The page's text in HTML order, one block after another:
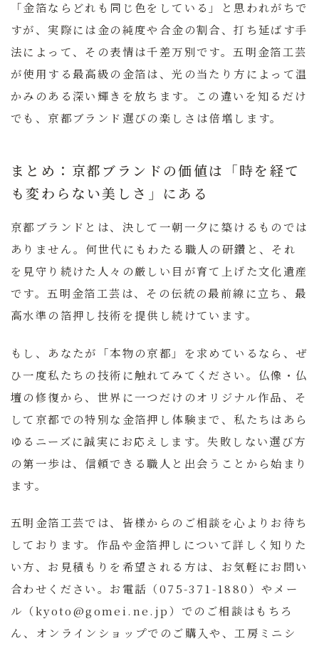
「金箔ならどれも同じ色をしている」と思われがちで
すが、実際には金の純度や合金の割合、打ち延ばす手
法によって、その表情は千差万別です。五明金箔工芸
が使用する最高級の金箔は、光の当たり方によって温
かみのある深い輝きを放ちます。この違いを知るだけ
でも、京都ブランド選びの楽しさは倍増します。
まとめ：京都ブランドの価値は「時を経て
も変わらない美しさ」にある
京都ブランドとは、決して一朝一夕に築けるものでは
ありません。何世代にもわたる職人の研鑽と、それ
を見守り続けた人々の厳しい目が育て上げた文化遺産
です。 五明金箔工芸は、その伝統の最前線に立ち、最
高水準の箔押し技術を提供し続けています。
もし、あなたが「本物の京都」を求めているなら、ぜ
ひ一度私たちの技術に触れてみてください。仏像・仏
壇の修復から、世界に一つだけのオリジナル作品、そ
して京都での特別な金箔押し体験まで、私たちはあら
ゆるニーズに誠実にお応えします。失敗しない選び方
の第一歩は、信頼できる職人と出会うことから始まり
ます。
五明金箔工芸では、皆様からのご相談を心よりお待ち
しております。 作品や金箔押しについて詳しく知りた
い方、お見積もりを希望される方は、お気軽にお問い
合わせください。お電話（075-371-1880）やメー
ル（kyoto@gomei.ne.jp）でのご相談はもちろ
ん、オンラインショップでのご購入や、工房ミニシ